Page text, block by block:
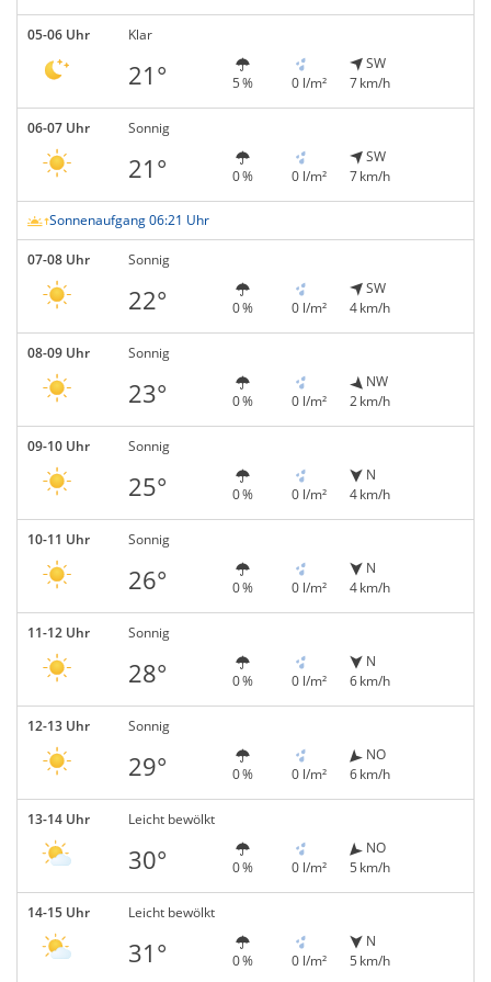
05-06 Uhr Klar
21° 5 % 0 l/m²
SW
7 km/h
06-07 Uhr Sonnig
21° 0 % 0 l/m²
SW
7 km/h
Sonnenaufgang 06:21 Uhr
07-08 Uhr Sonnig
22° 0 % 0 l/m²
SW
4 km/h
08-09 Uhr Sonnig
23° 0 % 0 l/m²
NW
2 km/h
09-10 Uhr Sonnig
25° 0 % 0 l/m²
N
4 km/h
10-11 Uhr Sonnig
26° 0 % 0 l/m²
N
4 km/h
11-12 Uhr Sonnig
28° 0 % 0 l/m²
N
6 km/h
12-13 Uhr Sonnig
29° 0 % 0 l/m²
NO
6 km/h
13-14 Uhr Leicht bewölkt
30° 0 % 0 l/m²
NO
5 km/h
14-15 Uhr Leicht bewölkt
31° 0 % 0 l/m²
N
5 km/h